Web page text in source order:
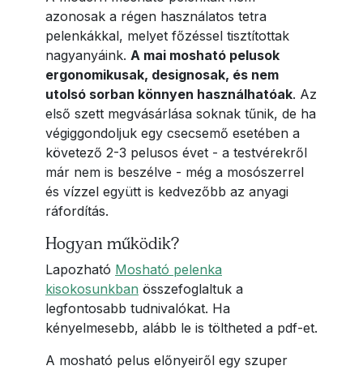
azonosak a régen használatos tetra
pelenkákkal, melyet főzéssel tisztítottak
nagyanyáink. A mai mosható pelusok
ergonomikusak, designosak, és nem
utolsó sorban könnyen használhatóak. Az
első szett megvásárlása soknak tűnik, de ha
végiggondoljuk egy csecsemő esetében a
követező 2-3 pelusos évet - a testvérekről
már nem is beszélve - még a mosószerrel
és vízzel együtt is kedvezőbb az anyagi
ráfordítás.
Hogyan működik?
Lapozható Mosható pelenka
kisokosunkban összefoglaltuk a
legfontosabb tudnivalókat. Ha
kényelmesebb, alább le is töltheted a pdf-et.
A mosható pelus előnyeiről egy szuper